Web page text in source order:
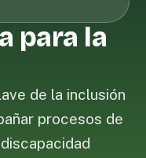
para la
de la inclusión
procesos de